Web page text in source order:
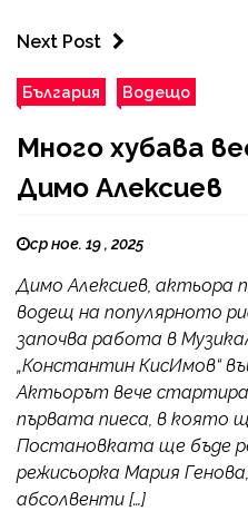
Next Post
България Водещо
Много хубава
Димо Алексиев
ср ное. 19 , 2025
Димо Алексиев, актьора
водещ на популярното
започва работа в
„Константин КисИмов“
Актьорът вече
първата пиеса, в която
Постановката ще бъде
режисьорка Мария
абсолвенти […]